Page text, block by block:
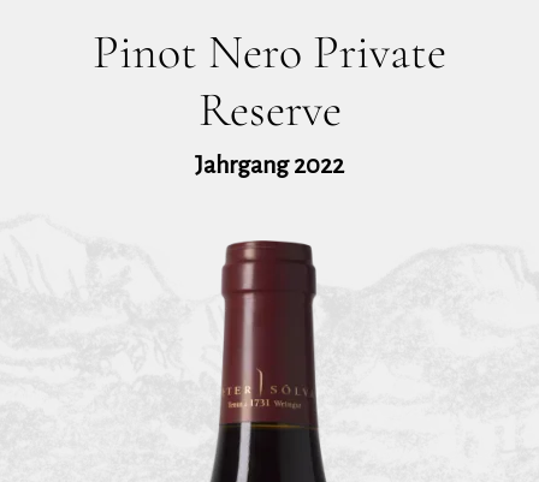
Pinot Nero Private
Reserve
Jahrgang 2022